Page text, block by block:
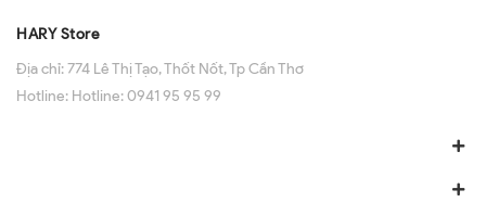
HARY Store
Địa chỉ:774 Lê Thị Tạo, Thốt Nốt, Tp Cần Thơ
Hotline: Hotline: 0941 95 95 99